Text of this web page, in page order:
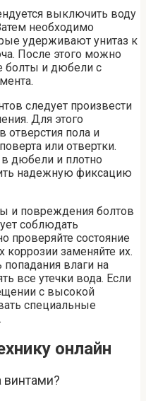
выключить воду
необходимо
удерживают унитаз к
После этого можно
болты и дюбели с
следует произвести
Для этого
отверстия пола и
или отвертки.
в дюбели и плотно
надежную фиксацию
и повреждения болтов
соблюдать
проверяйте состояние
коррозии заменяйте их.
влаги на
все утечки вода. Если
с высокой
специальные
онлайн
винтами?